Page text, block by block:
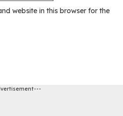
website in this browser for the